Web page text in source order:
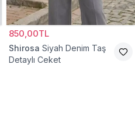
850,00TL
Shirosa Siyah Denim Taş
Detaylı Ceket